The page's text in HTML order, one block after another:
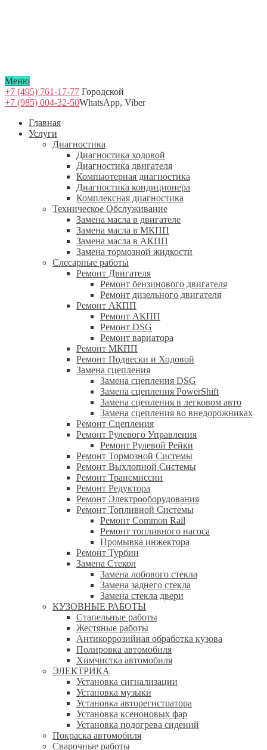
Меню
+7 (495) 761-17-77 Городской
+7 (985) 004-32-50WhatsApp, Viber
Главная
Услуги
Диагностика
Диагностика ходовой
Диагностика двигателя
Компьютерная диагностика
Диагностика кондиционера
Комплексная диагностика
Техническое Обслуживание
Замена масла в двигателе
Замена масла в МКПП
Замена масла в АКПП
Замена тормозной жидкости
Слесарные работы
Ремонт Двигателя
Ремонт бензинового двигателя
Ремонт дизельного двигателя
Ремонт АКПП
Ремонт АКПП
Ремонт DSG
Ремонт вариатора
Ремонт МКПП
Ремонт Подвески и Ходовой
Замена сцепления
Замена сцепления DSG
Замена сцепления PowerShift
Замена сцепления в легковом авто
Замена сцепления во внедорожниках
Ремонт Сцепления
Ремонт Рулевого Управления
Ремонт Рулевой Рейки
Ремонт Тормозной Системы
Ремонт Выхлопной Системы
Ремонт Трансмиссии
Ремонт Редуктора
Ремонт Электрооборудования
Ремонт Топливной Системы
Ремонт Common Rail
Ремонт топливного насоса
Промывка инжектора
Ремонт Турбин
Замена Стекол
Замена лобового стекла
Замена заднего стекла
Замена стекла двери
КУЗОВНЫЕ РАБОТЫ
Стапельные работы
Жестяные работы
Антикоррозийная обработка кузова
Полировка автомобиля
Химчистка автомобиля
ЭЛЕКТРИКА
Установка сигнализации
Установка музыки
Установка авторегистратора
Установка ксеноновых фар
Установка подогрева сидений
Покраска автомобиля
Сварочные работы